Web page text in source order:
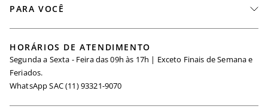
Seja um Revendedor
Igualdade Salarial
Requisição de Dados
Minha Conta
Trocas
PARA VOCÊ
Maternidade
Seja um Afiliado
HORÁRIOS DE ATENDIMENTO
Segunda a Sexta - Feira das 09h às 17h | Exceto Finais de Semana e
Feriados.
WhatsApp SAC (11) 93321-9070